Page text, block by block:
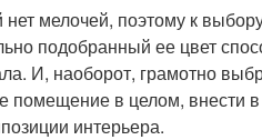
мелочей, поэтому к
подобранный ее цвет
И, наоборот, грамотно
помещение в целом, внести
интерьера.